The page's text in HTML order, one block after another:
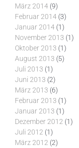
März 2014 (9)
Februar 2014 (3)
Januar 2014 (1)
November 2013 (1)
Oktober 2013 (1)
August 2013 (5)
Juli 2013 (1)
Juni 2013 (2)
März 2013 (6)
Februar 2013 (1)
Januar 2013 (1)
Dezember 2012 (1)
Juli 2012 (1)
März 2012 (2)